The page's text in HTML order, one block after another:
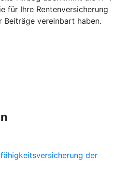
für Ihre Rentenversicherung
Beiträge vereinbart haben.
der